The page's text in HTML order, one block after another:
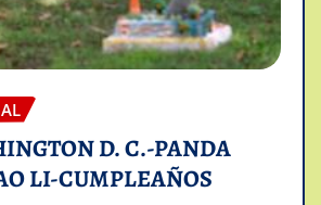
D. C.-PANDA
LI-CUMPLEAÑOS